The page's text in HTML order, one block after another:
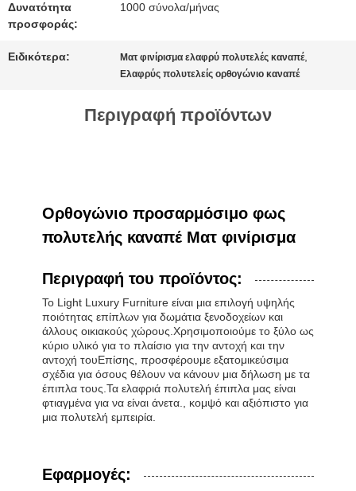
ΠΟΛΙΤΙΚΉ
ΜΥΣΤΙΚΌΤΗΤΑΣ
Δυνατότητα
προσφοράς:
1000 σύνολα/μήνας
Ειδικότερα: Ματ φινίρισμα ελαφρύ πολυτελές καναπέ,
Ελαφρύς πολυτελείς ορθογώνιο καναπέ
Περιγραφή προϊόντων
Ορθογώνιο προσαρμόσιμο φως
πολυτελής καναπέ Ματ φινίρισμα
Περιγραφή του προϊόντος:
Το Light Luxury Furniture είναι μια επιλογή υψηλής
ποιότητας επίπλων για δωμάτια ξενοδοχείων και
άλλους οικιακούς χώρους.Χρησιμοποιούμε το ξύλο ως
κύριο υλικό για το πλαίσιο για την αντοχή και την
αντοχή τουΕπίσης, προσφέρουμε εξατομικεύσιμα
σχέδια για όσους θέλουν να κάνουν μια δήλωση με τα
έπιπλα τους.Τα ελαφριά πολυτελή έπιπλα μας είναι
φτιαγμένα για να είναι άνετα., κομψό και αξιόπιστο για
μια πολυτελή εμπειρία.
Εφαρμογές: